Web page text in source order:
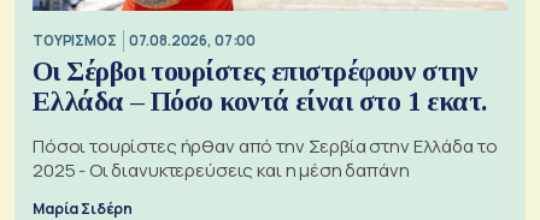
ΤΟΥΡΙΣΜΟΣ 07.08.2026, 07:00
Οι Σέρβοι τουρίστες επιστρέφουν στην
Ελλάδα – Πόσο κοντά είναι στο 1 εκατ.
Πόσοι τουρίστες ήρθαν από την Σερβία στην Ελλάδα το
2025 - Οι διανυκτερεύσεις και η μέση δαπάνη
Μαρία Σιδέρη